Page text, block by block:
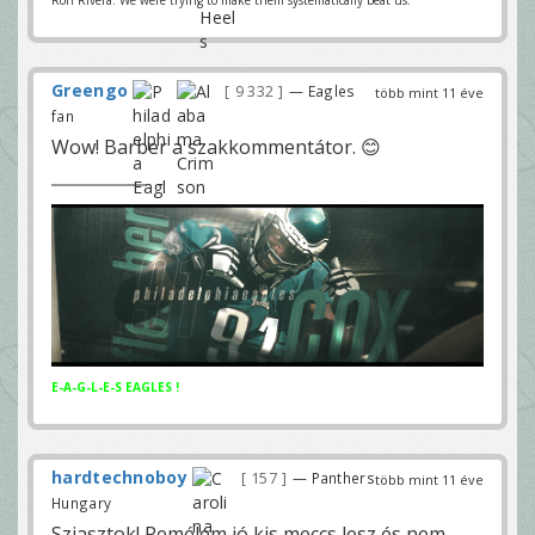
több mint 11 éve
Greengo 9 332
— Eagles
fan
Wow! Barber a szakkommentátor. 😊
E-A-G-L-E-S EAGLES !
több mint 11 éve
hardtechnoboy 157
— Panthers
Hungary